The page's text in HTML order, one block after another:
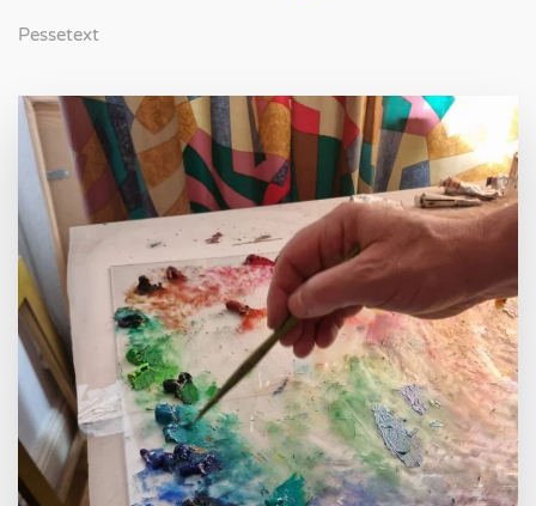
Pessetext